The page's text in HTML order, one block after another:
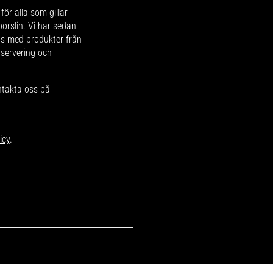
alla som gillar
Vi har sedan
med produkter från
och
oss på
.